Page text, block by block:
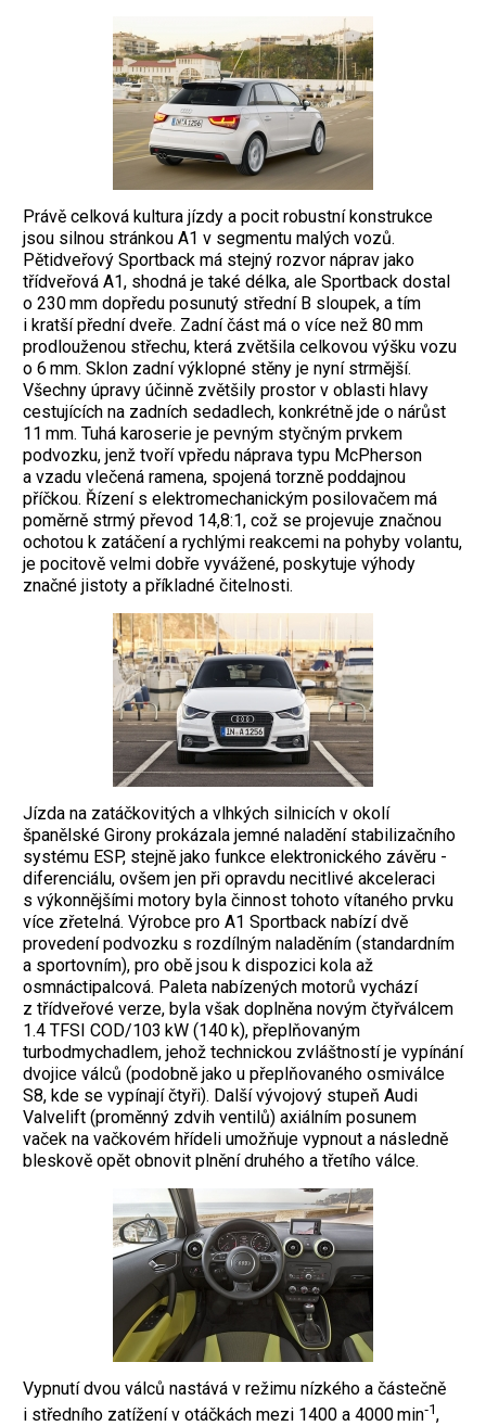
Právě celková kultura jízdy a pocit robustní konstrukce
jsou silnou stránkou A1 v segmentu malých vozů.
Pětidveřový Sportback má stejný rozvor náprav jako
třídveřová A1, shodná je také délka, ale Sportback dostal
o 230 mm dopředu posunutý střední B sloupek, a tím
i kratší přední dveře. Zadní část má o více než 80 mm
prodlouženou střechu, která zvětšila celkovou výšku vozu
o 6 mm. Sklon zadní výklopné stěny je nyní strmější.
Všechny úpravy účinně zvětšily prostor v oblasti hlavy
cestujících na zadních sedadlech, konkrétně jde o nárůst
11 mm. Tuhá karoserie je pevným styčným prvkem
podvozku, jenž tvoří vpředu náprava typu McPherson
a vzadu vlečená ramena, spo­jená torzně poddajnou
příčkou. Řízení s elektromechanickým posilovačem má
poměrně strmý převod 14,8:1, což se projevuje značnou
ochotou k zatáčení a rychlými reakcemi na pohyby volantu,
je pocitově velmi dobře vyvážené, poskytuje výhody
značné jistoty a příkladné ­čitelnosti.
Jízda na zatáčkovitých a vlhkých silnicích v okolí
španělské Girony prokázala jemné naladění stabilizačního
systému ESP, stejně jako funkce elektronického závěru ­
diferenciálu, ovšem jen při opravdu necitlivé akceleraci
s výkonnějšími motory byla ­činnost tohoto vítaného prvku
více zřetelná. Výrobce pro A1 Sportback nabízí dvě
provedení podvozku s rozdílným naladěním (standardním
a sportovním), pro obě jsou k dis­pozici kola až
osmnáctipalcová. Paleta nabízených motorů vychází
z třídveřové verze, byla však doplněna novým čtyřválcem
1.4 TFSI COD/103 kW (140 k), přeplňovaným
turbodmychadlem, jehož technickou zvláštností je vypínání
dvojice válců (podobně jako u přeplňovaného osmiválce
S8, kde se vypínají čtyři). Další vývojový stupeň Audi
Valvelift (proměnný zdvih ventilů) axiálním posunem
vaček na vačkovém hřídeli umožňuje vypnout a následně
bleskově opět obnovit plnění druhého a třetího válce.
Vypnutí dvou válců nastává v režimu nízkého a částečně
i středního zatížení v otáčkách mezi 1400 a 4000 min‑1,